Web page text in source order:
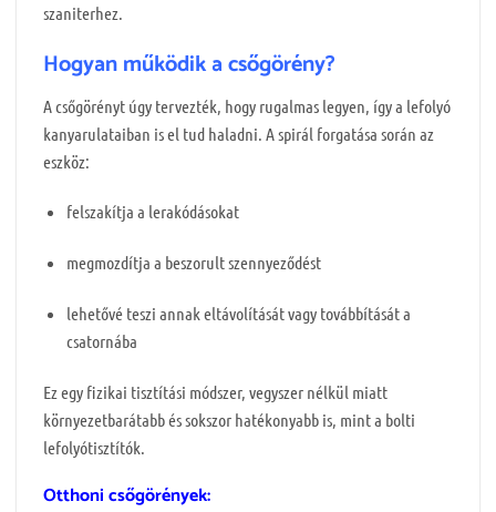
szaniterhez.
Hogyan működik a csőgörény?
A csőgörényt úgy tervezték, hogy rugalmas legyen, így a lefolyó
kanyarulataiban is el tud haladni. A spirál forgatása során az
eszköz:
felszakítja a lerakódásokat
megmozdítja a beszorult szennyeződést
lehetővé teszi annak eltávolítását vagy továbbítását a
csatornába
Ez egy fizikai tisztítási módszer, vegyszer nélkül miatt
környezetbarátabb és sokszor hatékonyabb is, mint a bolti
lefolyótisztítók.
Otthoni csőgörények: